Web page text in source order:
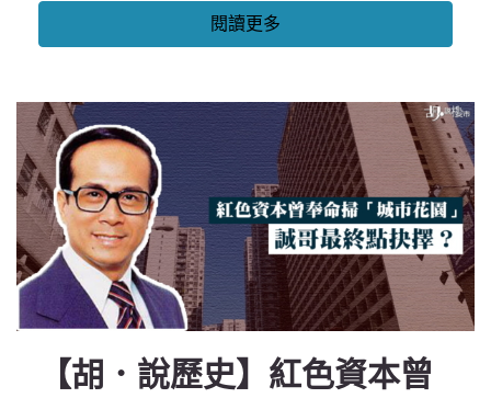
閱讀更多
【胡．說歷史】紅色資本曾